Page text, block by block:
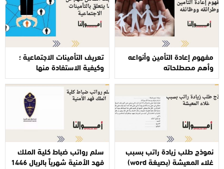
مفهوم إعادة التأمين وأنواعه
وأهم مصطلحاته
تعريف التأمينات الاجتماعية ؛
وكيفية الاستفادة منها
نموذج طلب زيادة راتب بسبب
غلاء المعيشة (بصيغة word)
سلم رواتب ضباط كلية الملك
فهد الأمنية شهرياً بالريال 1446